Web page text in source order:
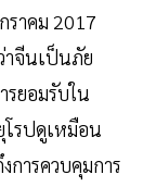
ราคม 2017
าจีนเป็นภัย
รยอมรับใน
โรปดูเหมือน
การควบคุมการ